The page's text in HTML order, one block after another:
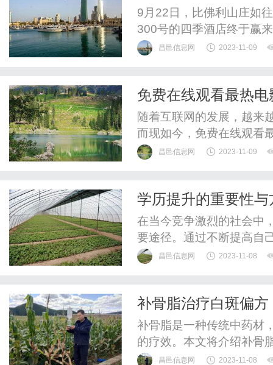
店成功举办》
9月22日，比佛利山庄如
300号的四季酒店终于赢
礼”。图为黄建南在北京
（
昌邑信息网 2023-11-09
免费在线观看最热
随着互联网的发展，越来
而现如今，免费在线观看
中，有很多影视平台提供
片、科幻片、爱情片、悬
昌邑信息网 2023-11-09
学历提升的重要性与
在当今竞争激烈的社会中
要途径。通过不断提高自
发展。本文将探讨学历提
得晋升机会，从而获得更
昌邑信息网 2023-11-08
补骨脂治疗白斑偏方
补骨脂是一种传统中药材
的疗效。本文将介绍补骨
好补骨脂。补骨脂是一种
昌邑信息网 2023-11-08